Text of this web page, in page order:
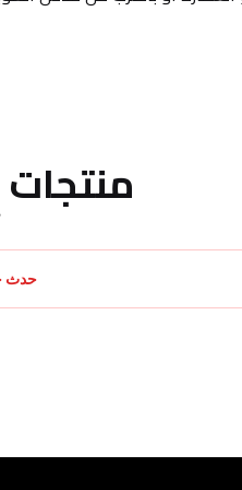
منتجات
حدث